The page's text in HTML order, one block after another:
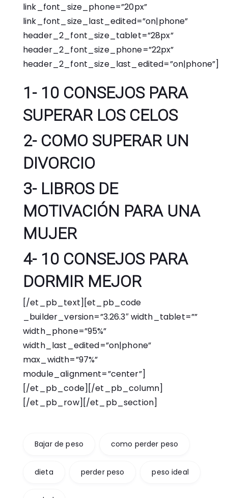
link_font_size_phone=”20px”
link_font_size_last_edited=”on|phone”
header_2_font_size_tablet=”28px”
header_2_font_size_phone=”22px”
header_2_font_size_last_edited=”on|phone”]
1- 10 CONSEJOS PARA
SUPERAR LOS CELOS
2- COMO SUPERAR UN
DIVORCIO
3- LIBROS DE
MOTIVACIÓN PARA UNA
MUJER
4- 10 CONSEJOS PARA
DORMIR MEJOR
[/et_pb_text][et_pb_code
_builder_version=”3.26.3″ width_tablet=””
width_phone=”95%”
width_last_edited=”on|phone”
max_width=”97%”
module_alignment=”center”]
[/et_pb_code][/et_pb_column]
[/et_pb_row][/et_pb_section]
Bajar de peso como perder peso
dieta perder peso peso ideal